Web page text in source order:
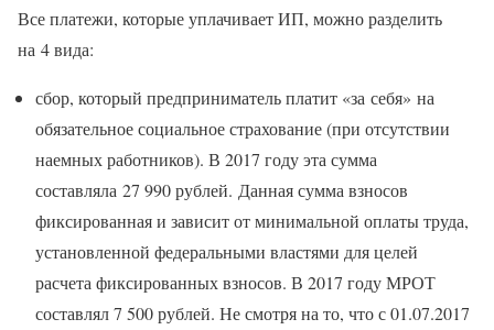
Все платежи, которые уплачивает ИП, можно разделить
на 4 вида:
сбор, который предприниматель платит «за себя» на
обязательное социальное страхование (при отсутствии
наемных работников). В 2017 году эта сумма
составляла 27 990 рублей. Данная сумма взносов
фиксированная и зависит от минимальной оплаты труда,
установленной федеральными властями для целей
расчета фиксированных взносов. В 2017 году МРОТ
составлял 7 500 рублей. Не смотря на то, что с 01.07.2017